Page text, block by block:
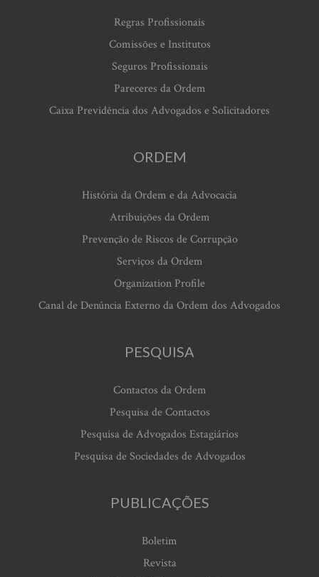
Regras Profissionais
Comissões e Institutos
Seguros Profissionais
Pareceres da Ordem
Caixa Previdência dos Advogados e Solicitadores
ORDEM
História da Ordem e da Advocacia
Atribuições da Ordem
Prevenção de Riscos de Corrupção
Serviços da Ordem
Organization Profile
Canal de Denúncia Externo da Ordem dos Advogados
PESQUISA
Contactos da Ordem
Pesquisa de Contactos
Pesquisa de Advogados Estagiários
Pesquisa de Sociedades de Advogados
PUBLICAÇÕES
Boletim
Revista